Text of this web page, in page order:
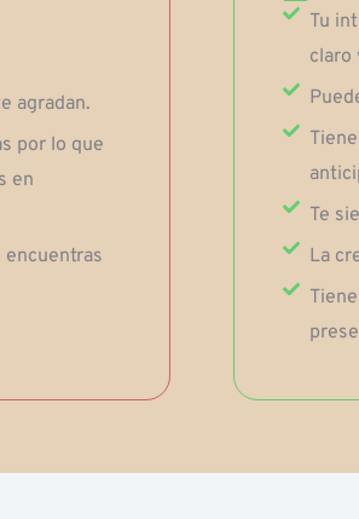
agradan.
por lo que
en
encuentras
Tu
claro
Te
La